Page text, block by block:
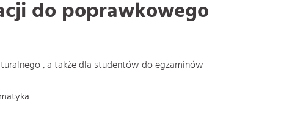
do poprawkowego
, a także dla studentów do egzaminów
.